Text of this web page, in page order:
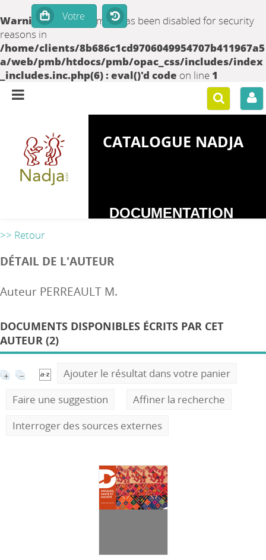
Warning: set_time_limit() has been disabled for security
reasons in
/home/clients/8b686c1cd9706049954707b411967a5
a/web/pmb/htdocs/pmb/opac_css/includes/index
_includes.inc.php(6) : eval()'d code on line 1
CATALOGUE NADJA
DOCUMENTATION
>> Retour
DÉTAIL DE L'AUTEUR
Auteur PERREAULT M.
DOCUMENTS DISPONIBLES ÉCRITS PAR CET
AUTEUR (2)
Ajouter le résultat dans votre panier
Faire une suggestion
Affiner la recherche
Interroger des sources externes